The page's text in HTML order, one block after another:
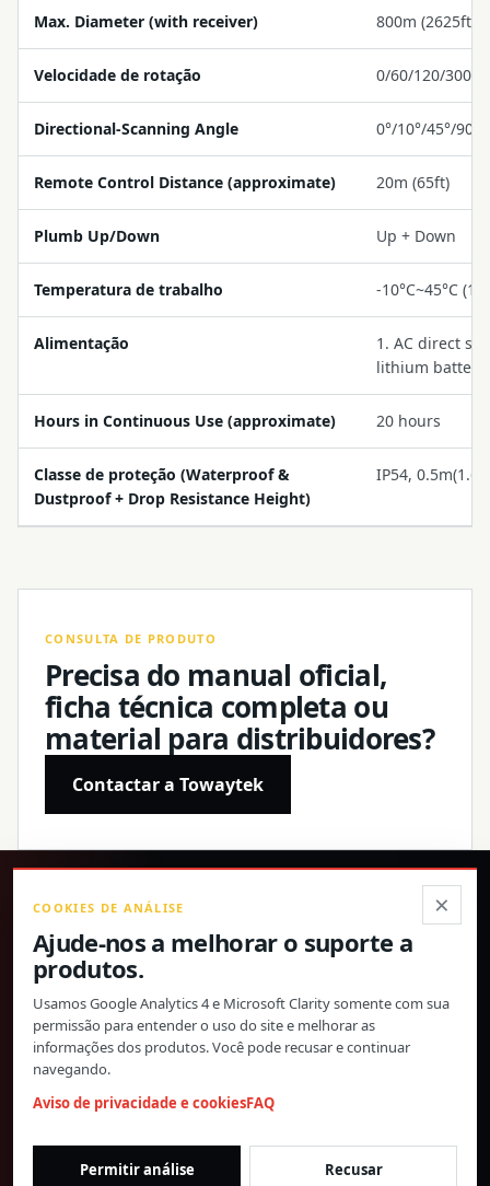
Max. Diameter (with receiver) 800m (2625ft)
Velocidade de rotação 0/60/120/300/
Directional-Scanning Angle 0°/10°/45°/90°/
Remote Control Distance (approximate) 20m (65ft)
Plumb Up/Down Up + Down
Temperatura de trabalho -10°C~45°C
Alimentação
1. AC direct
lithium battery
Hours in Continuous Use (approximate) 20 hours
Classe de proteção (Waterproof &
Dustproof + Drop Resistance Height)
IP54,
CONSULTA DE PRODUTO
Precisa do manual oficial,
ficha técnica completa ou
material para distribuidores?
Contactar a Towaytek
Produtos de precisão, especificações confirmadas e
suporte global direto.
© 2026 Toway Technology (Shanghai) Co., Ltd. Todos os direitos
reservados.
Privacidade e cookies
DISTRIBUIDORES
×
COOKIES DE ANÁLISE
Ajude-nos a melhorar o suporte a
produtos.
Usamos Google Analytics 4 e Microsoft Clarity somente com sua
permissão para entender o uso do site e melhorar as
informações dos produtos. Você pode recusar e continuar
navegando.
Aviso de privacidade e cookiesFAQ
Permitir análise Recusar